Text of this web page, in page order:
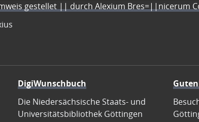
gestellet || durch Alexium Bres=||nicerum
DigiWunschbuch
Die Niedersächsische Staats- und
Universitätsbibliothek Göttingen